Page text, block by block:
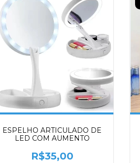
ESPELHO ARTICULADO DE
LED COM AUMENTO
R$35,00